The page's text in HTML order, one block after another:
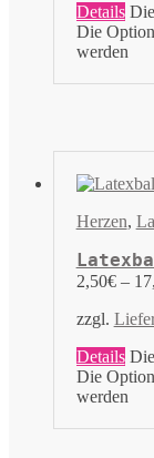
Details
Die
werden
Herzen,
2,50€–
zzgl.
Details
Die
werden